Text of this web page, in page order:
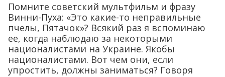
Помните советский мультфильм и фразу
Винни-Пуха: «Это какие-то неправильные
пчелы, Пятачок»? Всякий раз я вспоминаю
ее, когда наблюдаю за некоторыми
националистами на Украине. Якобы
националистами. Вот чем они, если
упростить, должны заниматься? Говоря